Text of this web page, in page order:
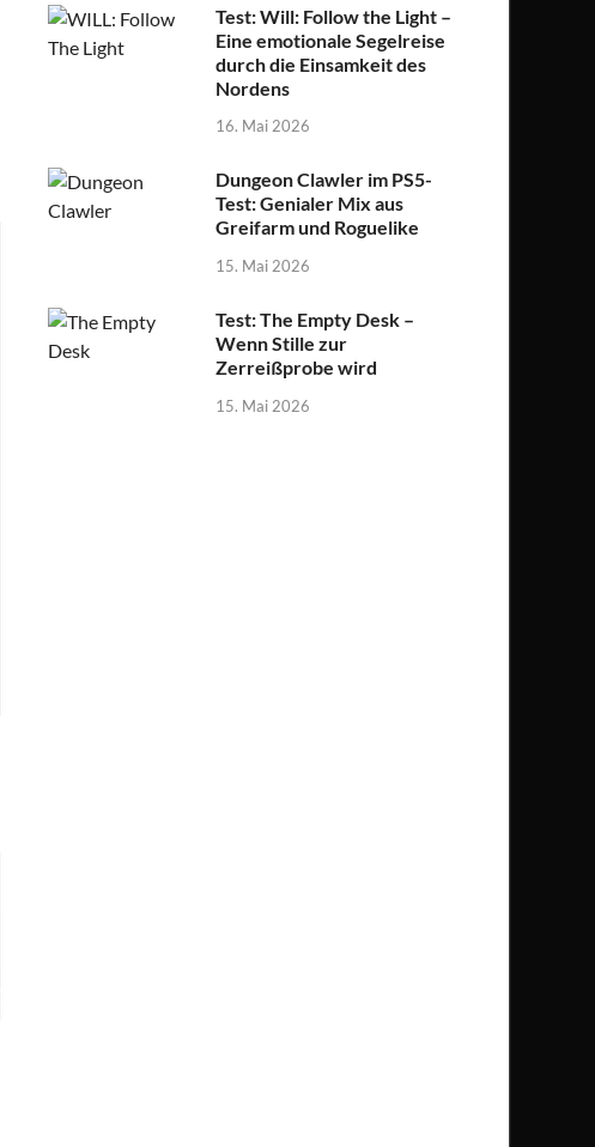
Test: Will: Follow the Light –
Eine emotionale Segelreise
durch die Einsamkeit des
Nordens
16. Mai 2026
Dungeon Clawler im PS5-
Test: Genialer Mix aus
Greifarm und Roguelike
15. Mai 2026
Test: The Empty Desk –
Wenn Stille zur
Zerreißprobe wird
15. Mai 2026